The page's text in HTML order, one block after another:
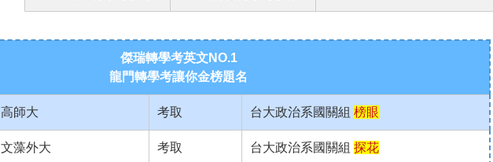
傑瑞轉學考英文NO.1
龍門轉學考讓你金榜題名
高師大 考取 台大政治系國關組 榜眼
文藻外大 考取 台大政治系國關組 探花